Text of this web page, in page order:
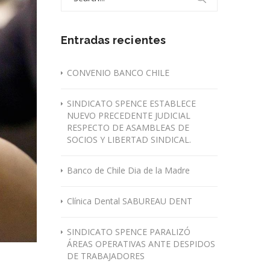
Entradas recientes
CONVENIO BANCO CHILE
SINDICATO SPENCE ESTABLECE
NUEVO PRECEDENTE JUDICIAL
RESPECTO DE ASAMBLEAS DE
SOCIOS Y LIBERTAD SINDICAL.
Banco de Chile Dia de la Madre
Clínica Dental SABUREAU DENT
SINDICATO SPENCE PARALIZÓ
ÁREAS OPERATIVAS ANTE DESPIDOS
DE TRABAJADORES